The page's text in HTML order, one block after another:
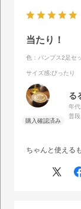
当たり！
色：パンプス2足セ
サイズ感:ぴったり
る
年代:
普
ちゃんと使える